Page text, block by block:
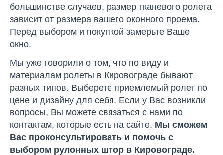
большинстве случаев, размер тканевого ролета
зависит от размера вашего оконного проема.
Перед выбором и покупкой замерьте Ваше
окно.
Мы уже говорили о том, что по виду и
материалам ролеты в Кировограде бывают
разных типов. Выберете приемлемый ролет по
цене и дизайну для себя. Если у Вас возникли
вопросы, Вы можете связаться с нами по
контактам, которые есть на сайте. Мы сможем
Вас проконсультировать и помочь с
выбором рулонных штор в Кировограде.